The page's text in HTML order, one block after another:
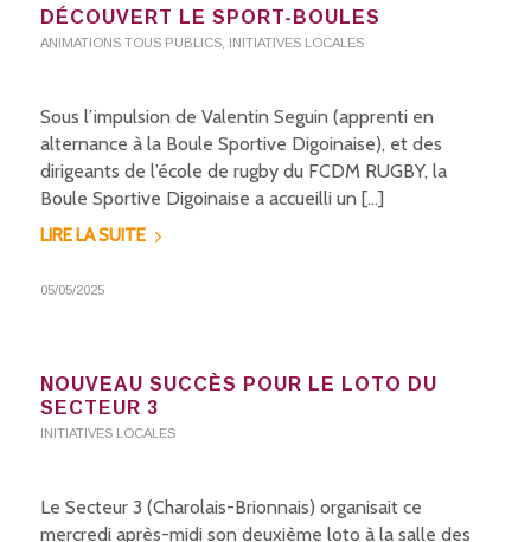
DÉCOUVERT LE SPORT-BOULES
ANIMATIONS TOUS PUBLICS, INITIATIVES LOCALES
Sous l’impulsion de Valentin Seguin (apprenti en
alternance à la Boule Sportive Digoinaise), et des
dirigeants de l’école de rugby du FCDM RUGBY, la
Boule Sportive Digoinaise a accueilli un […]
LIRE LA SUITE
05/05/2025
NOUVEAU SUCCÈS POUR LE LOTO DU
SECTEUR 3
INITIATIVES LOCALES
Le Secteur 3 (Charolais-Brionnais) organisait ce
mercredi après-midi son deuxième loto à la salle des